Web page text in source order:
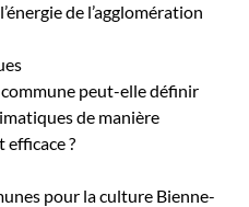
de l’agglomération
peut-elle définir
de manière
efficace ?
pour la culture Bienne-